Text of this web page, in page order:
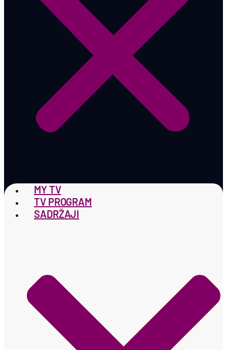
MY TV
TV PROGRAM
SADRŽAJI